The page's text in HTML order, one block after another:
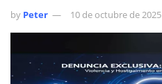
by Peter 10 de octubre de 2025